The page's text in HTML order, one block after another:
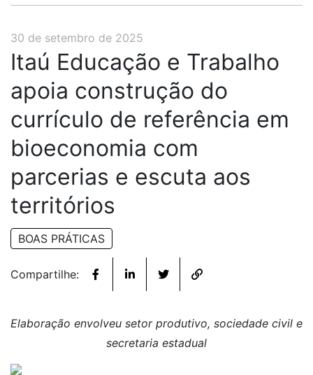
30 de setembro de 2025
Itaú Educação e Trabalho
apoia construção do
currículo de referência em
bioeconomia com
parcerias e escuta aos
territórios
BOAS PRÁTICAS
Compartilhe:
Elaboração envolveu setor produtivo, sociedade civil e
secretaria estadual